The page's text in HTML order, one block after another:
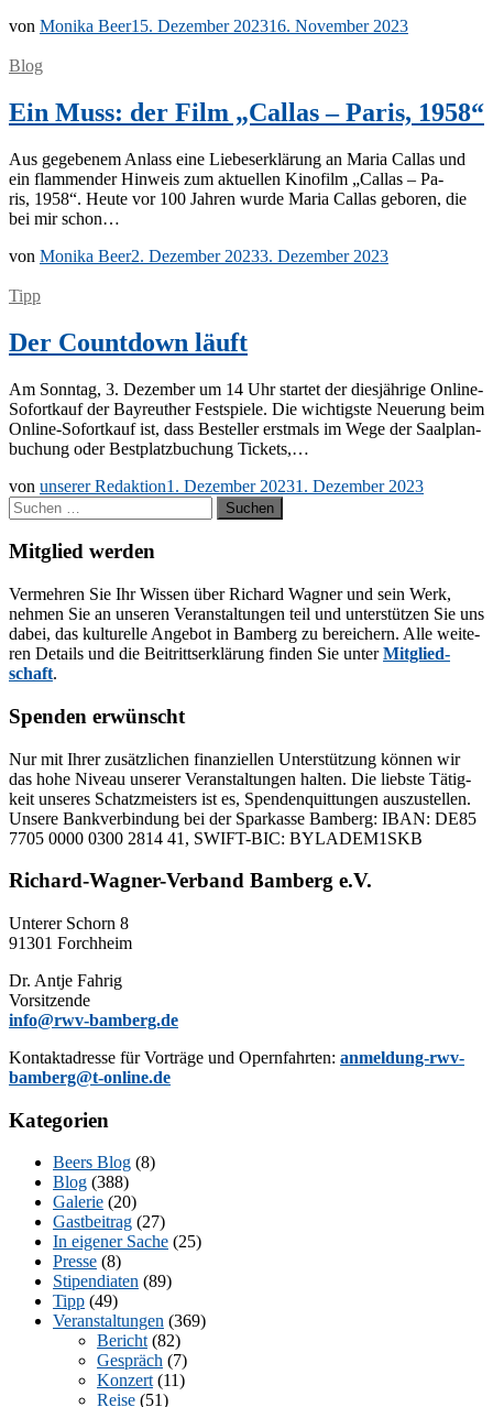
von Monika Beer15. Dezember 202316. November 2023
Blog
Ein Muss: der Film „Callas – Paris, 1958“
Aus ge­ge­be­nem An­lass eine Lie­bes­er­klä­rung an Ma­ria Cal­las und
ein flam­men­der Hin­weis zum ak­tu­el­len Ki­no­film „Cal­las – Pa­
ris, 1958“. Heu­te vor 100 Jah­ren wur­de Ma­ria Cal­las ge­bo­ren, die
bei mir schon…
von Monika Beer2. Dezember 20233. Dezember 2023
Tipp
Der Countdown läuft
Am Sonn­tag, 3. De­zem­ber um 14 Uhr star­tet der dies­jäh­ri­ge On­­li­ne-
So­­for­t­­kauf der Bay­reu­ther Fest­spie­le. Die wich­tigs­te Neue­rung beim
On­­li­ne-So­­for­t­­kauf ist, dass Be­stel­ler erst­mals im Wege der Saal­plan­
bu­chung oder Best­platz­bu­chung Tickets,…
von unserer Redaktion1. Dezember 20231. Dezember 2023
Suchen
nach:
Mitglied werden
Ver­meh­ren Sie Ihr Wis­sen über Ri­chard Wag­ner und sein Werk,
neh­men Sie an un­se­ren Ver­an­stal­tun­gen teil und un­ter­stüt­zen Sie uns
da­bei, das kul­tu­rel­le An­ge­bot in Bam­berg zu be­rei­chern. Alle wei­te­
ren De­tails und die Bei­tritts­er­klä­rung fin­den Sie un­terMit­glied­
schaft.
Spenden erwünscht
Nur mit Ih­rer zu­sätz­li­chen fi­nan­zi­el­len Un­ter­stüt­zung kön­nen wir
das hohe Ni­veau un­se­rer Ver­an­stal­tun­gen hal­ten. Die liebs­te Tä­tig­
keit un­se­res Schatz­meis­ters ist es, Spen­den­quit­tun­gen aus­zu­stel­len.
Un­se­re Bank­ver­bin­dung bei der Spar­kas­se Bam­berg: IBAN: DE85
7705 0000 0300 2814 41, SWIFT-BIC: BYLADEM1SKB
Richard-Wagner-Verband Bamberg e.V.
Un­te­rer Schorn 8
91301 Forchheim
Dr. Ant­je Fahrig
Vorsitzende
info@rwv-bamberg.de
Kon­takt­adres­se für Vor­trä­ge und Opern­fahr­ten: anmeldung-rwv-
bamberg@t-online.de
Kategorien
Beers Blog (8)
Blog (388)
Galerie (20)
Gastbeitrag (27)
In eigener Sache (25)
Presse (8)
Stipendiaten (89)
Tipp (49)
Veranstaltungen (369)
Bericht(82)
Gespräch (7)
Konzert(11)
Reise (51)